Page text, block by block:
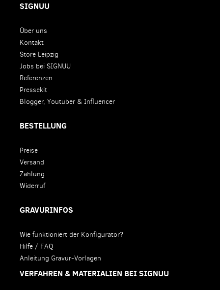
SIGNUU
Über uns
Kontakt
Store Leipzig
Jobs bei SIGNUU
Referenzen
Pressekit
Blogger, Youtuber & Influencer
BESTELLUNG
Preise
Versand
Zahlung
Widerruf
GRAVURINFOS
Wie funktioniert der Konfigurator?
Hilfe / FAQ
Anleitung Gravur-Vorlagen
VERFAHREN & MATERIALIEN BEI SIGNUU